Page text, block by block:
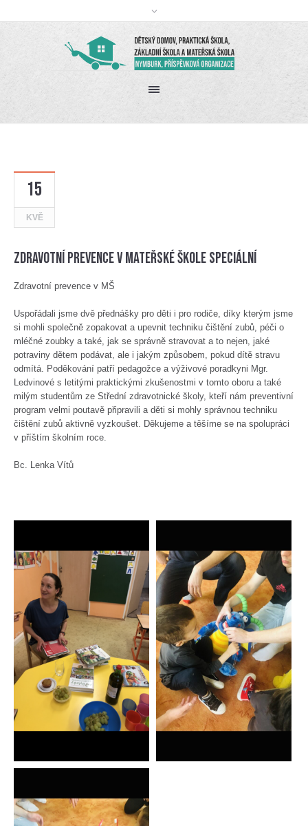
15
KVĚ
Zdravotní prevence v mateřské škole speciální
Zdravotní prevence v MŠ
Uspořádali jsme dvě přednášky pro děti i pro rodiče, díky kterým jsme
si mohli společně zopakovat a upevnit techniku čištění zubů, péči o
mléčné zoubky a také, jak se správně stravovat a to nejen, jaké
potraviny dětem podávat, ale i jakým způsobem, pokud dítě stravu
odmítá. Poděkování patří pedagožce a výživové poradkyni Mgr.
Ledvinové s letitými praktickými zkušenostmi v tomto oboru a také
milým studentům ze Střední zdravotnické školy, kteří nám preventivní
program velmi poutavě připravili a děti si mohly správnou techniku
čištění zubů aktivně vyzkoušet. Děkujeme a těšíme se na spolupráci
v příštím školním roce.
Bc. Lenka Vítů